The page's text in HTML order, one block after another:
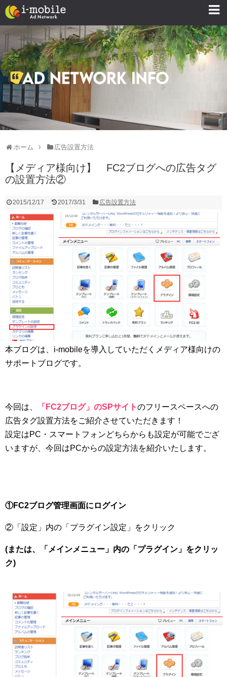
ホーム 広告設置方法
【メディア様向け】 FC2ブログへの広告タグ
の設置方法②
2015/12/17 2017/3/31 広告設置方法
本ブログは、i-mobileを導入していただくメディア様向けの
サポートブログです。
今回は、 「FC2ブログ」のSPサイトのフリースペースへの
広告タグ設置方法をご紹介させていただきます！
設定はPC・スマートフォンどちらからも設定が可能でござ
いますが、今回はPCからの設定方法を紹介いたします。
①FC2ブログ管理画面にログイン
②「設定」内の「プラグイン設定」をクリック
(または、「メインメニュー」内の「プラグイン」をクリッ
ク)